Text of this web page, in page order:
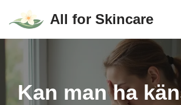
Hoppa
All for Skincare
Kan man ha